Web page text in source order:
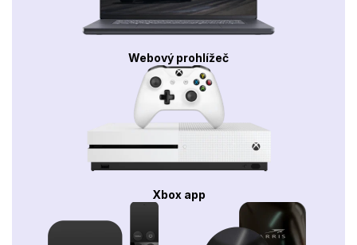
Webový prohlížeč
Xbox app